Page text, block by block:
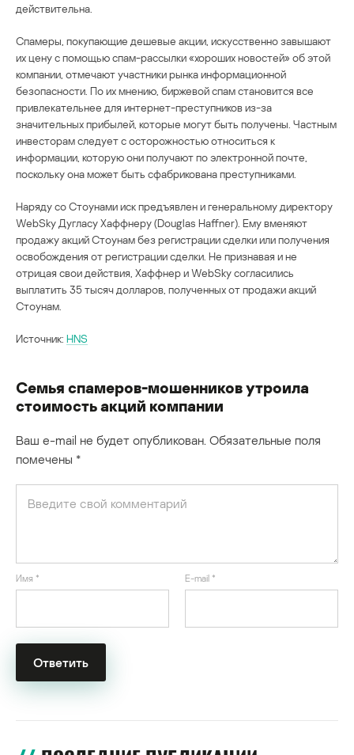
действительна.
Спамеры, покупающие дешевые акции, искусственно завышают
их цену с помощью спам-рассылки «хороших новостей» об этой
компании, отмечают участники рынка информационной
безопасности. По их мнению, биржевой спам становится все
привлекательнее для интернет-преступников из-за
значительных прибылей, которые могут быть получены. Частным
инвесторам следует с осторожностью относиться к
информации, которую они получают по электронной почте,
поскольку она может быть сфабрикована преступниками.
Наряду со Стоунами иск предъявлен и генеральному директору
WebSky Дугласу Хаффнеру (Douglas Haffner). Ему вменяют
продажу акций Стоунам без регистрации сделки или получения
освобождения от регистрации сделки. Не признавая и не
отрицая свои действия, Хаффнер и WebSky согласились
выплатить 35 тысяч долларов, полученных от продажи акций
Стоунам.
Источник: HNS
Семья спамеров-мошенников утроила
стоимость акций компании
Ваш e-mail не будет опубликован. Обязательные поля
помечены *
Имя * E-mail *